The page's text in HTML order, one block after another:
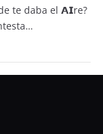
te daba el 𝗔𝗜re?